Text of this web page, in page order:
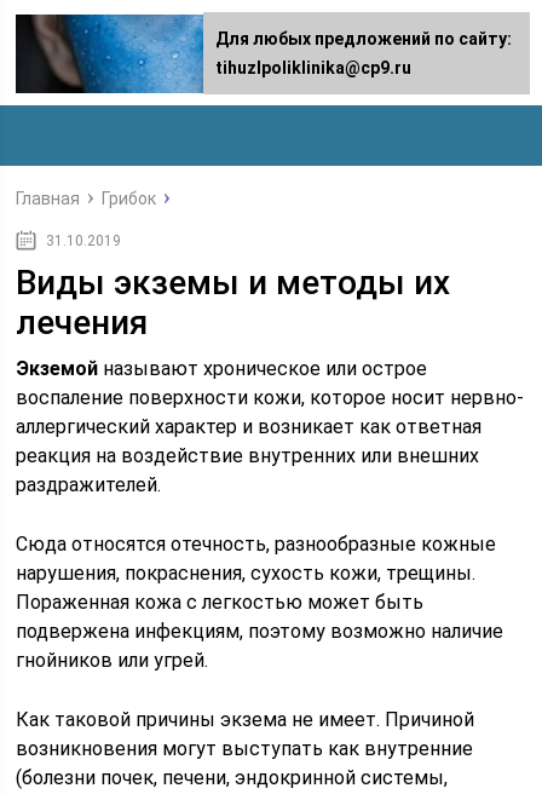
Главная Грибок
31.10.2019
Виды экземы и методы их
лечения
Экземой называют хроническое или острое
воспаление поверхности кожи, которое носит нервно-
аллергический характер и возникает как ответная
реакция на воздействие внутренних или внешних
раздражителей.
Сюда относятся отечность, разнообразные кожные
нарушения, покраснения, сухость кожи, трещины.
Пораженная кожа с легкостью может быть
подвержена инфекциям, поэтому возможно наличие
гнойников или угрей.
Как таковой причины экзема не имеет. Причиной
возникновения могут выступать как внутренние
(болезни почек, печени, эндокринной системы,
Для любых предложений по сайту:
tihuzlpoliklinika@cp9.ru